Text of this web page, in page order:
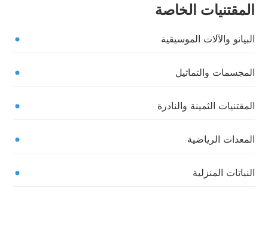
المقتنيات الخاصة
البيانو والآلات الموسيقية
المجسمات والتماثيل
المقتنيات الثمينة والنادرة
المعدات الرياضية
النباتات المنزلية